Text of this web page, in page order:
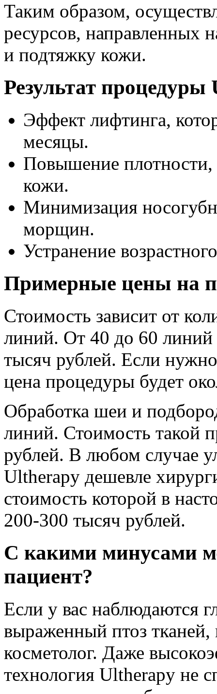
Таким образом,
ресурсов, направленных
и подтяжку кожи.
Результат процедуры
Эффект лифтинга,
месяцы.
Повышение плотности,
кожи.
Минимизация
морщин.
Устранение
Примерные цены на
Стоимость зависит от
линий. От 40 до 60 линий
тысяч рублей. Если
цена процедуры будет
Обработка шеи и
линий. Стоимость такой
рублей. В любом случае
Ultherapy дешевле
стоимость которой в
200-300 тысяч рублей.
С какими минусами
пациент?
Если у вас наблюдаются
выраженный птоз
косметолог. Даже
технология Ultherapy не